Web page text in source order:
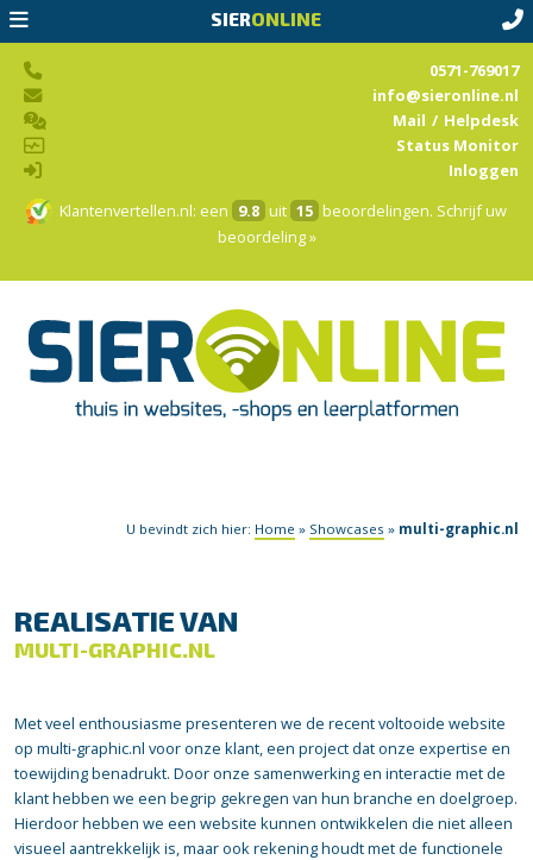
SIERONLINE
Klantenvertellen.nl: een 9.8 uit 15 beoordelingen. Schrijf uw
beoordeling »
0571-769017
info@sieronline.nl
Mail / Helpdesk
Status Monitor
Inloggen
U bevindt zich hier: Home » Showcases » multi-graphic.nl
REALISATIE VAN
MULTI-GRAPHIC.NL
Met veel enthousiasme presenteren we de recent voltooide website
op multi-graphic.nl voor onze klant, een project dat onze expertise en
toewijding benadrukt. Door onze samenwerking en interactie met de
klant hebben we een begrip gekregen van hun branche en doelgroep.
Hierdoor hebben we een website kunnen ontwikkelen die niet alleen
visueel aantrekkelijk is, maar ook rekening houdt met de functionele